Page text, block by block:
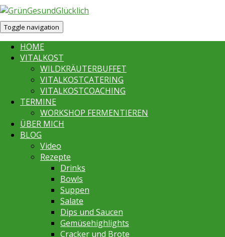
Toggle navigation
HOME
VITALKOST
WILDKRÄUTERBUFFET
VITALKOSTCATERING
VITALKOSTCOACHING
TERMINE
WORKSHOP FERMENTIEREN
ÜBER MICH
BLOG
Video
Rezepte
Drinks
Bowls
Suppen
Salate
Dips und Saucen
Gemüsehighlights
Cracker und Brote